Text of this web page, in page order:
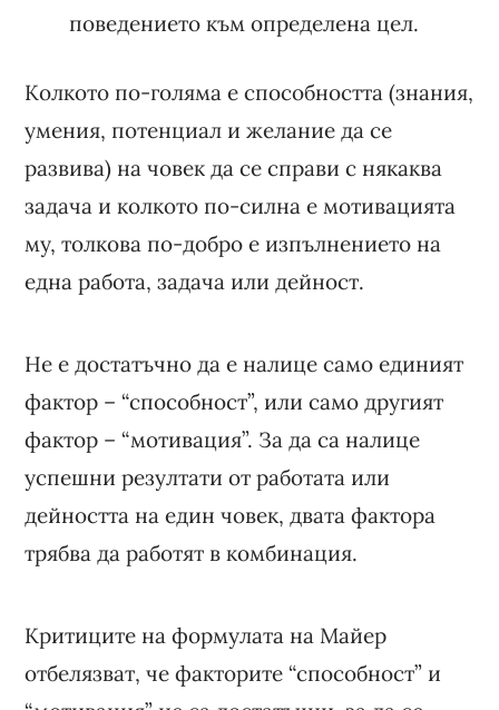
поведението към определена цел.
Колкото по-голяма е способността (знания,
умения, потенциал и желание да се
развива) на човек да се справи с някаква
задача и колкото по-силна е мотивацията
му, толкова по-добро е изпълнението на
една работа, задача или дейност.
Не е достатъчно да е налице само единият
фактор – “способност”, или само другият
фактор – “мотивация”. За да са налице
успешни резултати от работата или
дейността на един човек, двата фактора
трябва да работят в комбинация.
Критиците на формулата на Майер
отбелязват, че факторите “способност” и